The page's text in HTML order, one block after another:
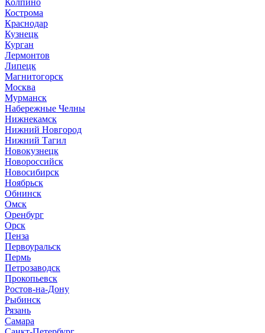
Кострома
Краснодар
Кузнецк
Курган
Лермонтов
Липецк
Магнитогорск
Москва
Мурманск
Набережные Челны
Нижнекамск
Нижний Новгород
Нижний Тагил
Новокузнецк
Новороссийск
Новосибирск
Ноябрьск
Обнинск
Омск
Оренбург
Орск
Пенза
Первоуральск
Пермь
Петрозаводск
Прокопьевск
Ростов-на-Дону
Рыбинск
Рязань
Самара